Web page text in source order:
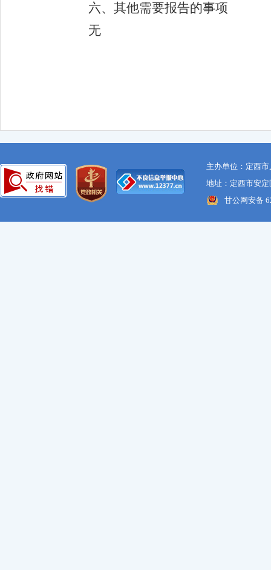
六、其他需要报告的事项
无
主办单位：定西
地址：定西市安
甘公网安备